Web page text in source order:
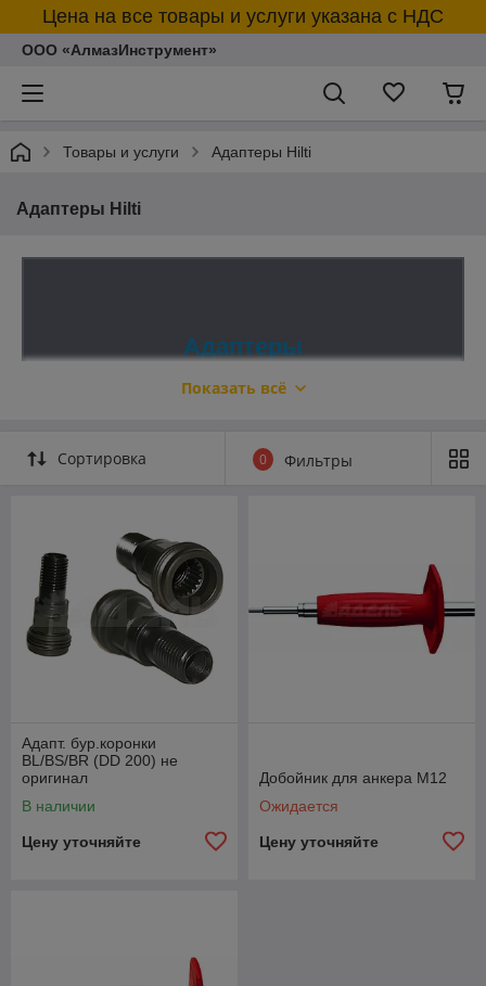
Цена на все товары и услуги указана с НДС
ООО «АлмазИнструмент»
Товары и услуги Адаптеры Hilti
Адаптеры Hilti
Адаптеры
Адаптеры Hilti были созданы для
вместе с агрегатами для сверления
позволяют осуществлять работу
вместе с коронками, относящимися
к стандартному типу.
Товары и Услуги
средства. У нас можно адаптеры Hilti купить по самым
сталкиваются с затруднениями. Расходные материалы,
к которым относятся, например алмазные коронки,
Показать всё
Сортировка 0 Фильтры
Адапт. бур.коронки
BL/BS/BR (DD 200) не
оригинал
В наличии
Цену уточняйте
Добойник для анкера M12
Ожидается
Цену уточняйте